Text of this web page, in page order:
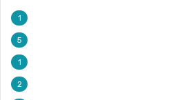
1
5
1
2